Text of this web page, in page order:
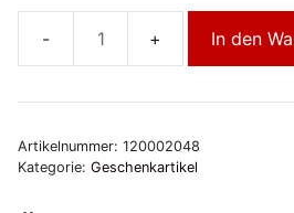
Natürliche
Seife
Aloe
In den
Artikelnummer: 120002048
Kategorie: Geschenkartikel